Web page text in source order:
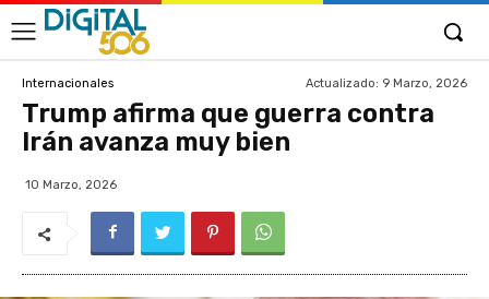
Internacionales Actualizado: 9 Marzo, 2026
Trump afirma que guerra contra
Irán avanza muy bien
10 Marzo, 2026